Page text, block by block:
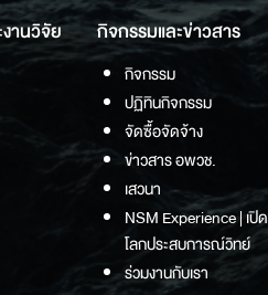
านวิจัย กิจกรรมและข่าวสาร
กิจกรรม
ปฏิทินกิจกรรม
จัดซื้อจัดจ้าง
ข่าวสาร อพวช.
เสวนา
NSM Experience | เปิด
โลกประสบการณ์วิทย์
ร่วมงานกับเรา